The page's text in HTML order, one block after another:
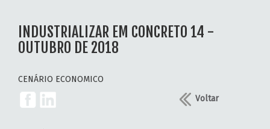
INDUSTRIALIZAR EM CONCRETO 14 -
OUTUBRO DE 2018
CENÁRIO ECONOMICO
Voltar